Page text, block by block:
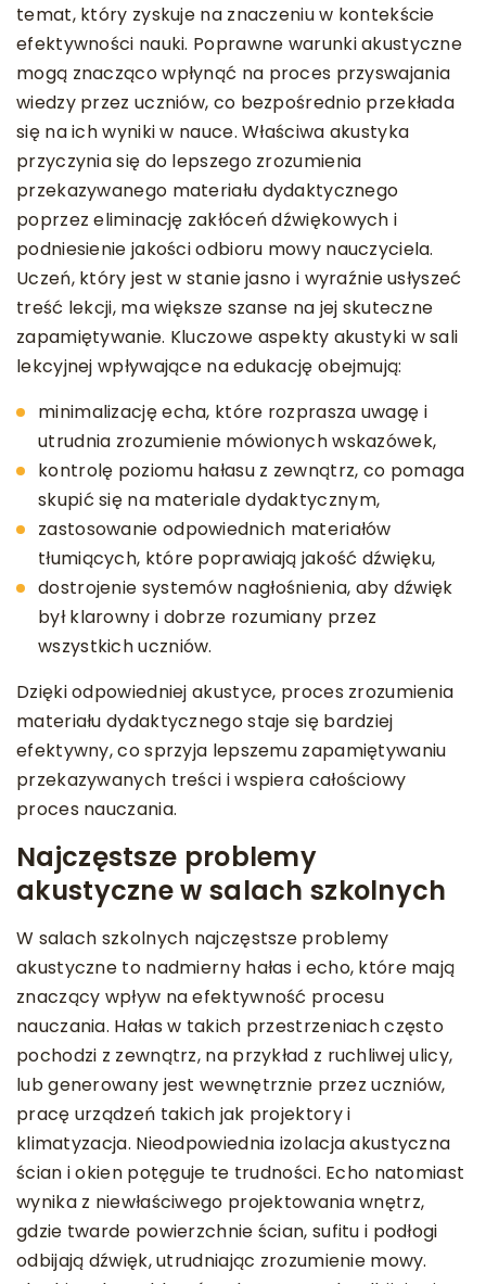
temat, który zyskuje na znaczeniu w kontekście
efektywności nauki. Poprawne warunki akustyczne
mogą znacząco wpłynąć na proces przyswajania
wiedzy przez uczniów, co bezpośrednio przekłada
się na ich wyniki w nauce. Właściwa akustyka
przyczynia się do lepszego zrozumienia
przekazywanego materiału dydaktycznego
poprzez eliminację zakłóceń dźwiękowych i
podniesienie jakości odbioru mowy nauczyciela.
Uczeń, który jest w stanie jasno i wyraźnie usłyszeć
treść lekcji, ma większe szanse na jej skuteczne
zapamiętywanie. Kluczowe aspekty akustyki w sali
lekcyjnej wpływające na edukację obejmują:
minimalizację echa, które rozprasza uwagę i
utrudnia zrozumienie mówionych wskazówek,
kontrolę poziomu hałasu z zewnątrz, co pomaga
skupić się na materiale dydaktycznym,
zastosowanie odpowiednich materiałów
tłumiących, które poprawiają jakość dźwięku,
dostrojenie systemów nagłośnienia, aby dźwięk
był klarowny i dobrze rozumiany przez
wszystkich uczniów.
Dzięki odpowiedniej akustyce, proces zrozumienia
materiału dydaktycznego staje się bardziej
efektywny, co sprzyja lepszemu zapamiętywaniu
przekazywanych treści i wspiera całościowy
proces nauczania.
Najczęstsze problemy
akustyczne w salach szkolnych
W salach szkolnych najczęstsze problemy
akustyczne to nadmierny hałas i echo, które mają
znaczący wpływ na efektywność procesu
nauczania. Hałas w takich przestrzeniach często
pochodzi z zewnątrz, na przykład z ruchliwej ulicy,
lub generowany jest wewnętrznie przez uczniów,
pracę urządzeń takich jak projektory i
klimatyzacja. Nieodpowiednia izolacja akustyczna
ścian i okien potęguje te trudności. Echo natomiast
wynika z niewłaściwego projektowania wnętrz,
gdzie twarde powierzchnie ścian, sufitu i podłogi
odbijają dźwięk, utrudniając zrozumienie mowy.